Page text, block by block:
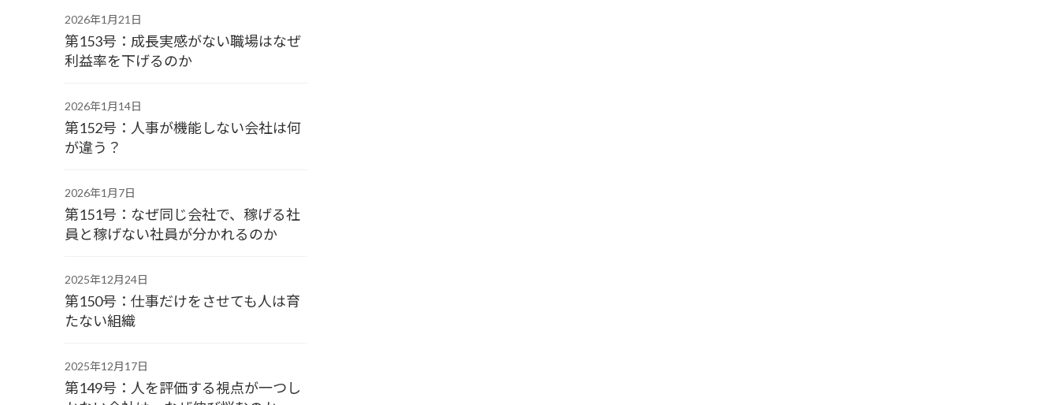
2026年1月21日
第153号：成長実感がない職場はなぜ
利益率を下げるのか
2026年1月14日
第152号：人事が機能しない会社は何
が違う？
2026年1月7日
第151号：なぜ同じ会社で、稼げる社
員と稼げない社員が分かれるのか
2025年12月24日
第150号：仕事だけをさせても人は育
たない組織
2025年12月17日
第149号：人を評価する視点が一つし